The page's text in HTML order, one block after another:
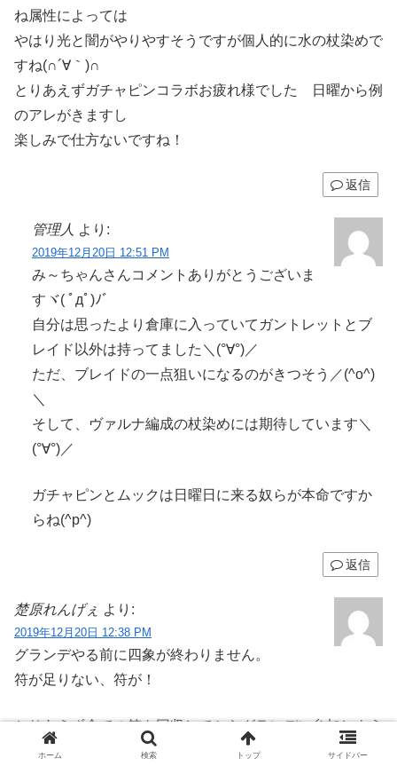
ね属性によっては
やはり光と闇がやりやすそうですが個人的に水の杖染めで
すね(∩´∀｀)∩
とりあえずガチャピンコラボお疲れ様でした 日曜から例
のアレがきますし
楽しみで仕方ないですね！
返信
管理人 より:
2019年12月20日 12:51 PM
み～ちゃんさんコメントありがとうございま
すヾ( ﾟдﾟ)ﾉ゛
自分は思ったより倉庫に入っていてガントレットとブ
レイド以外は持ってました＼(°∀°)／
ただ、ブレイドの一点狙いになるのがきつそう／(^o^)
＼
そして、ヴァルナ編成の杖染めには期待しています＼
(°∀°)／
ガチャピンとムックは日曜日に来る奴らが本命ですか
らね(^p^)
返信
楚原れんげぇ より:
2019年12月20日 12:38 PM
グランデやる前に四象が終わりません。
符が足りない、符が！
とりあえず全ての符を回収してからグランデに参加しよう
と思ってます。
ホーム 検索 トップ サイドバー